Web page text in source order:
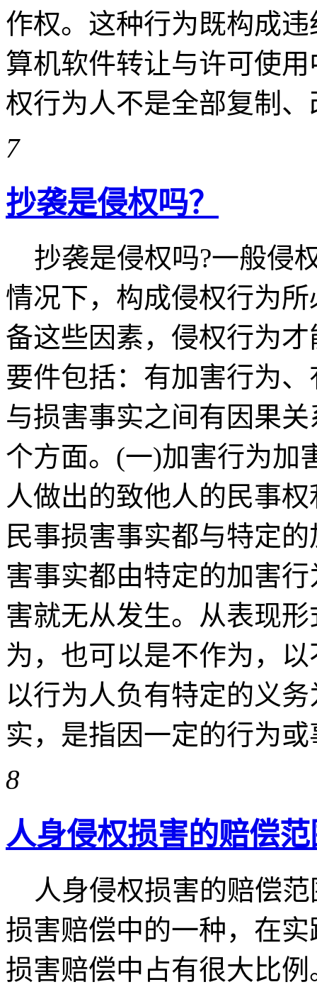
作权。这种行为既构成
算机软件转让与许可使
权行为人不是全部复制
7
抄袭是侵权吗？
抄袭是侵权吗?一般侵
情况下，构成侵权行为
备这些因素，侵权行为
要件包括：有加害行为
与损害事实之间有因果
个方面。(一)加害行为加
人做出的致他人的民事
民事损害事实都与特定
害事实都由特定的加害
害就无从发生。从表现
为，也可以是不作为，
以行为人负有特定的义
实，是指因一定的行为
8
人身侵权损害的赔偿
人身侵权损害的赔偿范
损害赔偿中的一种，在
损害赔偿中占有很大比